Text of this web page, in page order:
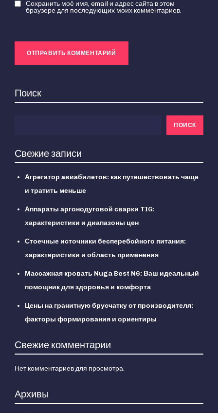
Сохранить моё имя, email и адрес сайта в этом
браузере для последующих моих комментариев.
Поиск
ПОИСК
Свежие записи
Агрегатор авиабилетов: как путешествовать чаще
и тратить меньше
Аппараты аргонодуговой сварки TIG:
характеристики и диапазоны цен
Стоечные источники бесперебойного питания:
характеристики и область применения
Массажная кровать Nuga Best N6: Ваш идеальный
помощник для здоровья и комфорта
Цены на гранитную брусчатку от производителя:
факторы формирования и ориентиры
Свежие комментарии
Нет комментариев для просмотра.
Архивы